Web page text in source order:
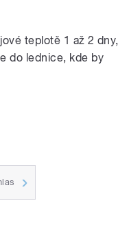
teplotě 1 až 2 dny,
do lednice, kde by